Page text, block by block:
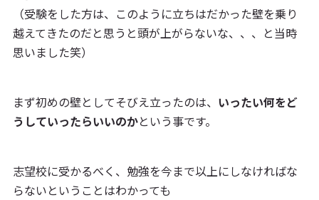
（受験をした方は、このように立ちはだかった壁を乗り
越えてきたのだと思うと頭が上がらないな、、、と当時
思いました笑）
まず初めの壁としてそびえ立ったのは、 いったい何をど
うしていったらいいのかという事です。
志望校に受かるべく、勉強を今まで以上にしなければな
らないということはわかっても